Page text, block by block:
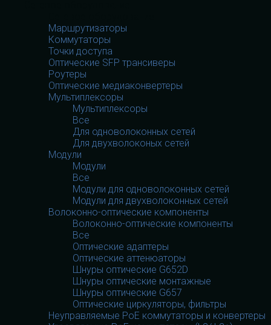
Маршрутизаторы
Коммутаторы
Точки доступа
Оптические SFP трансиверы
Роутеры
Оптические медиаконвертеры
Мультиплексоры
Мультиплексоры
Все
Для одноволоконных сетей
Для двухволоконых сетей
Модули
Модули
Все
Модули для одноволоконных сетей
Модули для двухволоконных сетей
Волоконно-оптические компоненты
Волоконно-оптические компоненты
Все
Оптические адаптеры
Оптические аттенюаторы
Шнуры оптические G652D
Шнуры оптические монтажные
Шнуры оптические G657
Оптические циркуляторы, фильтры
Неуправляемые PoE коммутаторы и конвертеры